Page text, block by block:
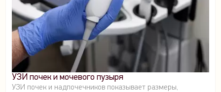
УЗИ почек и мочевого пузыря
УЗИ почек и надпочечников показывает размеры,